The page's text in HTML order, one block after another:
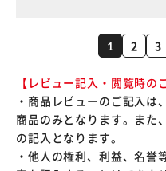
1 2 3
【レビュー記入・閲覧時の
・商品レビューのご記入は
商品のみとなります。また
の記入となります。
・他人の権利、利益、名誉